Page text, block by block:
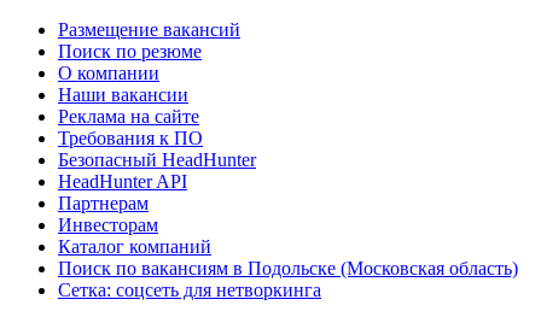
Размещение вакансий
Поиск по резюме
О компании
Наши вакансии
Реклама на сайте
Требования к ПО
Безопасный HeadHunter
HeadHunter API
Партнерам
Инвесторам
Каталог компаний
Поиск по вакансиям в Подольске (Московская область)
Сетка: соцсеть для нетворкинга